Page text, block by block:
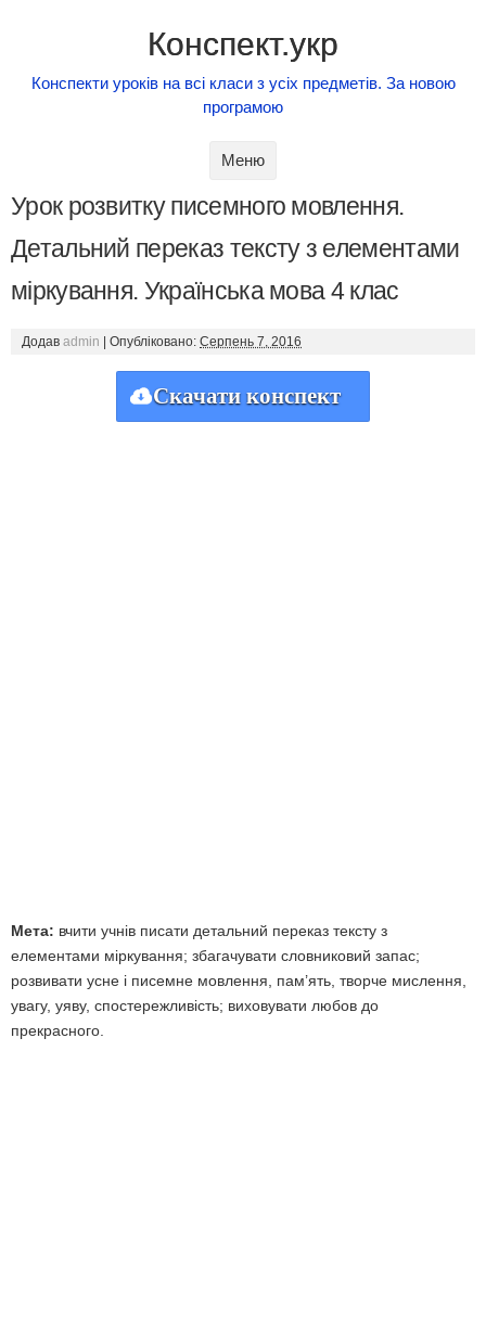
Конспект.укр
Конспекти уроків на всі класи з усіх предметів. За новою
програмою
Меню
Урок розвитку писемного мовлення.
Детальний переказ тексту з елементами
міркування. Українська мова 4 клас
Додав admin Опубліковано: Серпень 7, 2016
Скачати конспект
Мета: вчити учнів писати детальний переказ тексту з
елементами міркування; збагачувати словниковий запас;
розвивати усне і писемне мовлення, пам’ять, творче мислення,
увагу, уяву, спостережливість; виховувати любов до
прекрасного.